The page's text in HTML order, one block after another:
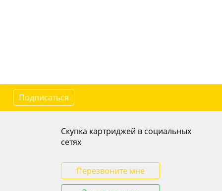
Подписаться
Скупка картриджей в социальных
сетях
Перезвоните мне